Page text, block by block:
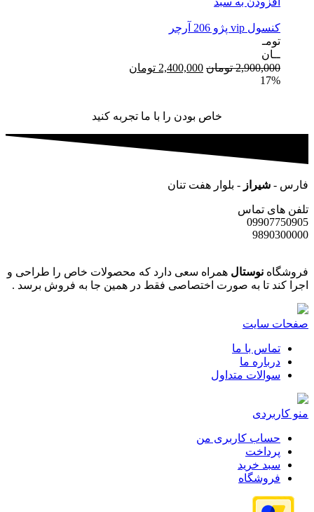
کنسول vip پژو 206 آرچر
تومـ
ــان
2,900,000 تومان قیمت
2,400,000 تومان
17%
خاص بودن را با ما تجربه کنید
فارس - شیراز - بلوار هفت تنان
تلفن های تماس
09907750905
9890300000
فروشگاه نوستال همراه سعی دارد که محصولات خاص را طراحی و
اجرا کند تا به صورت اختصاصی فقط در همین جا به فروش برسد .
صفحات سایت
تماس با ما
درباره ما
سوالات متداول
منو کاربردی
حساب کاربری من
پرداخت
سبد خرید
فروشگاه